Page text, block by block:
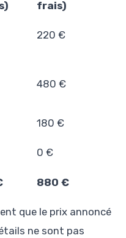
frais)
220 €
480 €
180 €
0 €
880 €
que le prix annoncé
ne sont pas